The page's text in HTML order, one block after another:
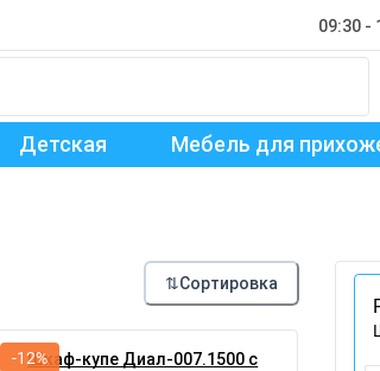
09:30 -
Детская Мебель для
⇅Сортировка
Шкаф-купе Диал-007.1500 с
-12%